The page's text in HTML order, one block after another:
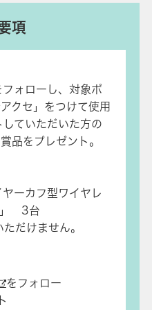
項
フォローし、対象ポ
クセ」をつけて使用
ていただいた方の
品をプレゼント。
ーカフ型ワイヤレ
3台
だけません。
をフォロー